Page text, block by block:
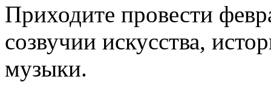
Приходите провести
созвучии искусства,
музыки.